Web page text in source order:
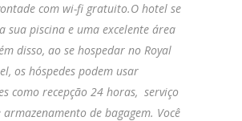
com wi-fi gratuito.O hotel se
sua piscina e uma excelente área
disso, ao se hospedar no Royal
os hóspedes podem usar
como recepção 24 horas, serviço
de bagagem. Você